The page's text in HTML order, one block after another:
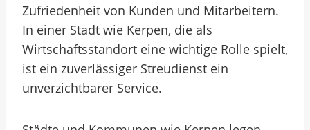
Zufriedenheit von Kunden und Mitarbeitern.
In einer Stadt wie Kerpen, die als
Wirtschaftsstandort eine wichtige Rolle spielt,
ist ein zuverlässiger Streudienst ein
unverzichtbarer Service.